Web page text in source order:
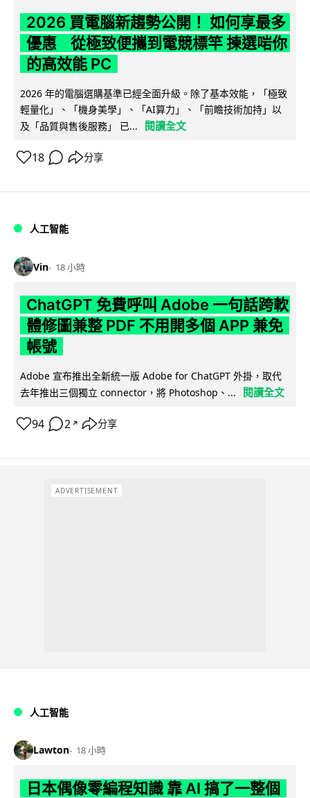
2026 買電腦新趨勢公開！ 如何享最多
優惠 從極致便攜到電競標竿 揀選啱你
的高效能 PC
2026 年的電腦選購基準已經全面升級。除了基本效能，「極致
輕量化」、「機身美學」、「AI算力」、「前瞻技術加持」以
及「品質與售後服務」 已...
閱讀全文
18 分享
人工智能
Vin 18 小時
ChatGPT 免費呼叫 Adobe 一句話跨軟
體修圖兼整 PDF 不用開多個 APP 兼免
帳號
Adobe 宣布推出全新統一版 Adobe for ChatGPT 外掛，取代
去年推出三個獨立 connector，將 Photoshop、...
閱讀全文
94 2 ↗ 分享
ADVERTISEMENT
人工智能
Lawton 18 小時
日本偶像零編程知識 靠 AI 搞了一整個